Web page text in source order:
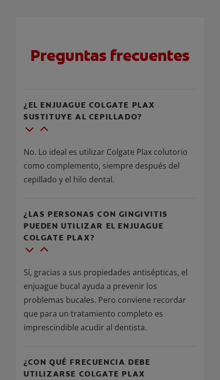
Preguntas frecuentes
¿EL ENJUAGUE COLGATE PLAX
SUSTITUYE AL CEPILLADO?
No. Lo ideal es utilizar Colgate Plax colutorio
como complemento, siempre después del
cepillado y el hilo dental.
¿LAS PERSONAS CON GINGIVITIS
PUEDEN UTILIZAR EL ENJUAGUE
COLGATE PLAX?
Sí, gracias a sus propiedades antisépticas, el
enjuague bucal ayuda a prevenir los
problemas bucales. Pero conviene recordar
que para un tratamiento completo es
imprescindible acudir al dentista.
¿CON QUÉ FRECUENCIA DEBE
UTILIZARSE COLGATE PLAX